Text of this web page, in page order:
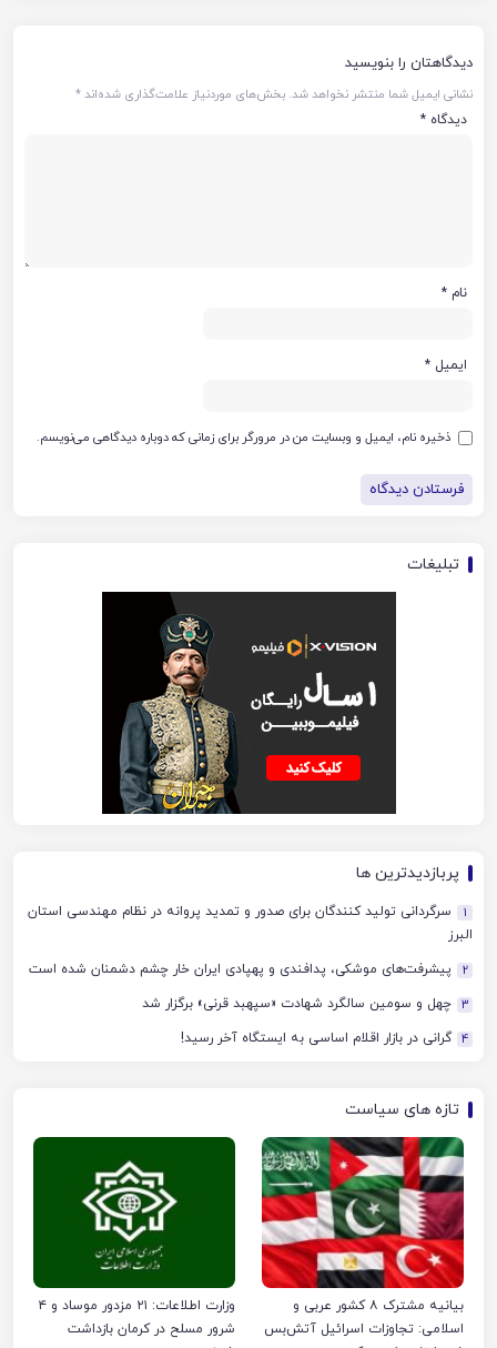
دیدگاهتان را بنویسید
نشانی ایمیل شما منتشر نخواهد شد. بخش‌های موردنیاز علامت‌گذاری شده‌اند*
دیدگاه *
نام *
ایمیل *
ذخیره نام، ایمیل و وبسایت من در مرورگر برای زمانی که دوباره دیدگاهی می‌نویسم.
تبلیغات
پربازدیدترین ها
1
سرگردانی تولید کنندگان برای صدور و تمدید پروانه در نظام مهندسی استان
البرز
2 پیشرفت‌های موشکی، پدافندی و پهپادی ایران خار چشم دشمنان شده است
3 چهل‌ و سومین سالگرد شهادت «سپهبد قرنی» برگزار شد
4 گرانی در بازار اقلام اساسی به ایستگاه آخر رسید!
تازه های سیاست
بیانیه مشترک ۸ کشور عربی و
اسلامی: تجاوزات اسرائیل آتش‌بس
وزارت اطلاعات: ۲۱ مزدور موساد و ۴
شرور مسلح در کرمان بازداشت